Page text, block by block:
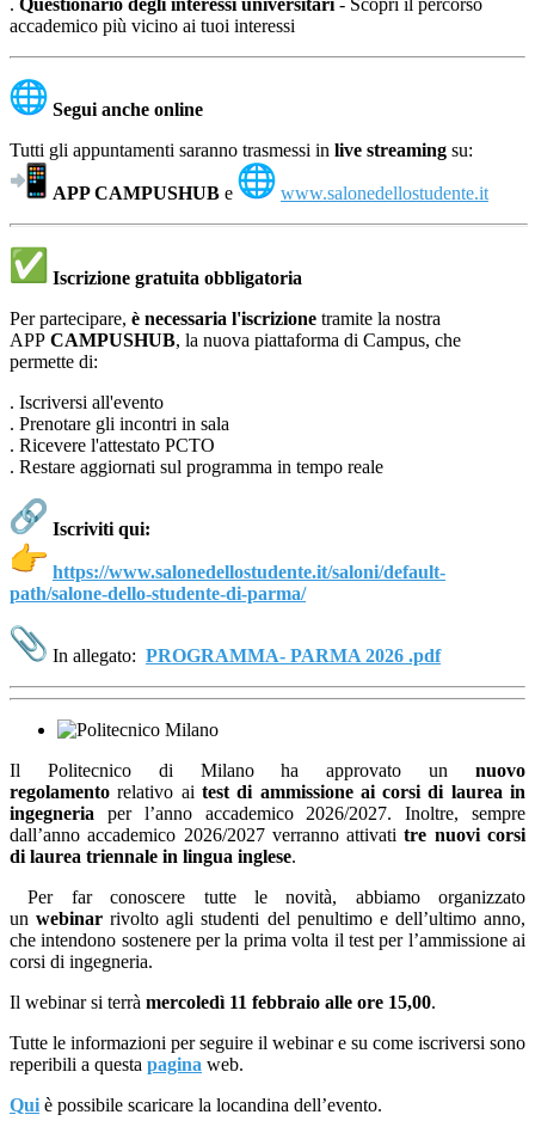
accademico più vicino ai tuoi interessi
Segui anche online
Tutti gli appuntamenti saranno trasmessi in live streaming su:
APP CAMPUSHUB e www.salonedellostudente.it
Iscrizione gratuita obbligatoria
Per partecipare, è necessaria l'iscrizione tramite la nostra
APP CAMPUSHUB, la nuova piattaforma di Campus, che
permette di:
. Iscriversi all'evento
. Prenotare gli incontri in sala
. Ricevere l'attestato PCTO
. Restare aggiornati sul programma in tempo reale
Iscriviti qui:
https://www.salonedellostudente.it/saloni/default-
path/salone-dello-studente-di-parma/
In allegato: PROGRAMMA- PARMA 2026 .pdf
Il Politecnico di Milano ha approvato un
nuovo
regolamento relativo ai test di ammissione ai corsi di laurea in
ingegneria
per l’anno accademico 2026/2027. Inoltre, sempre
dall’anno accademico 2026/2027 verranno attivati tre nuovi corsi
di laurea triennale in lingua inglese.
Per far conoscere tutte le novità, abbiamo organizzato
un webinar rivolto agli studenti del penultimo e dell’ultimo anno,
che intendono sostenere per la prima volta il test per l’ammissione ai
corsi di ingegneria.
Il webinar si terrà mercoledì 11 febbraio alle ore 15,00.
Tutte le informazioni per seguire il webinar e su come iscriversi sono
reperibili a questa pagina web.
Qui è possibile scaricare la locandina dell’evento.